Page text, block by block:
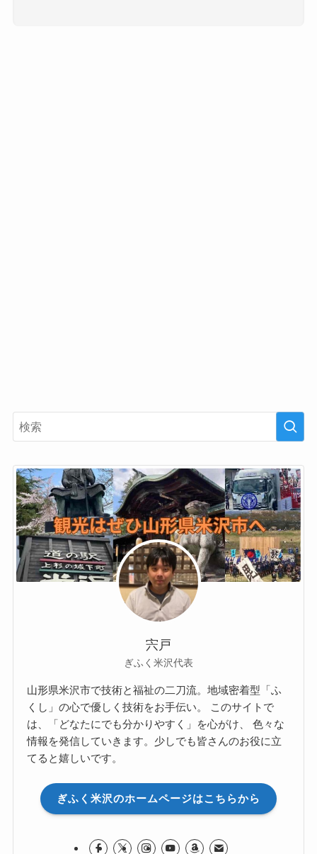
宍戸
ぎふく米沢代表
山形県米沢市で技術と福祉の二刀流。地域密着型「ふ
くし」の心で優しく技術をお手伝い。 このサイトで
は、「どなたにでも分かりやすく」を心がけ、 色々な
情報を発信していきます。少しでも皆さんのお役に立
てると嬉しいです。
ぎふく米沢のホームページはこちらから